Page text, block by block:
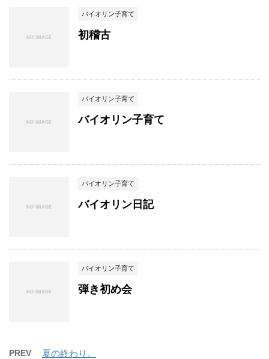
バイオリン子育て
初稽古
バイオリン子育て
バイオリン子育て
バイオリン子育て
バイオリン日記
バイオリン子育て
弾き初め会
PREV 夏の終わり。